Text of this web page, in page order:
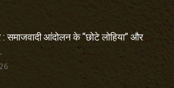
समाजवादी आंदोलन के “छोटे लोहिया” और